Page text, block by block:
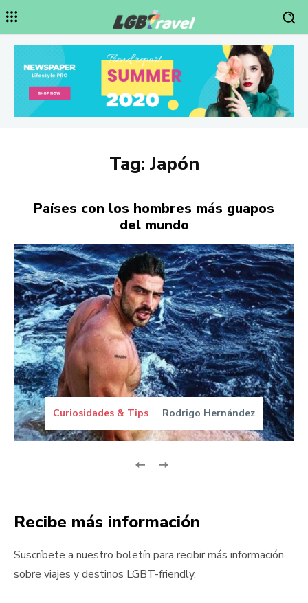
Tag: Japón
Países con los hombres más guapos
del mundo
Curiosidades & Tips Rodrigo Hernández
Recibe más información
Suscríbete a nuestro boletín para recibir más información
sobre viajes y destinos LGBT-friendly.